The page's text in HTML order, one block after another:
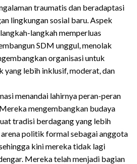
traumatis dan beradaptasi
lingkungan sosial baru. Aspek
langkah memperluas
SDM unggul, menolak
organisasi untuk
yang lebih inklusif, moderat, dan
menandai lahirnya peran-peran
mengembangkan budaya
tradisi berdagang yang lebih
politik formal sebagai anggota
kini mereka tidak lagi
Mereka telah menjadi bagian